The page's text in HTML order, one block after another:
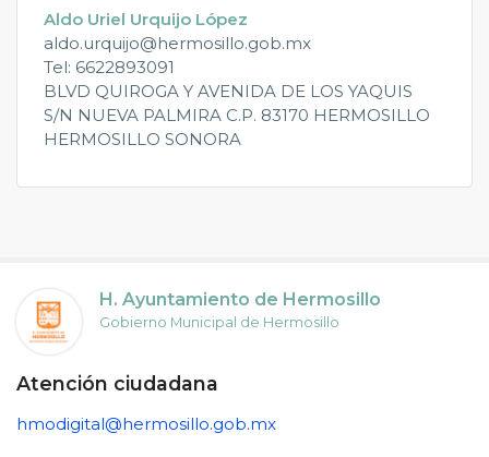
Aldo Uriel Urquijo López
aldo.urquijo@hermosillo.gob.mx
Tel: 6622893091
BLVD QUIROGA Y AVENIDA DE LOS YAQUIS
S/N NUEVA PALMIRA C.P. 83170 HERMOSILLO
HERMOSILLO SONORA
H. Ayuntamiento de Hermosillo
Gobierno Municipal de Hermosillo
Atención ciudadana
hmodigital@hermosillo.gob.mx